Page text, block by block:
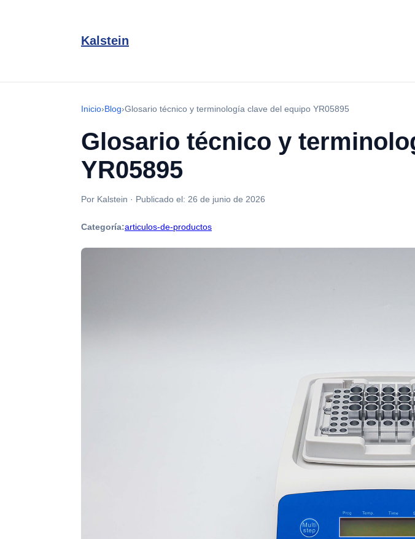
Kalstein
Inicio›Blog›Glosario técnico y terminología clave del equipo YR05895
Glosario técnico y
YR05895
Por Kalstein · Publicado el: 26 de junio de 2026
Categoría:articulos-de-productos